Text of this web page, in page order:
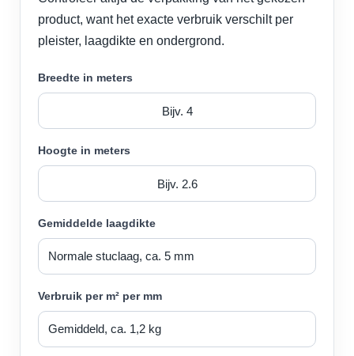
product, want het exacte verbruik verschilt per
pleister, laagdikte en ondergrond.
Breedte in meters
Hoogte in meters
Gemiddelde laagdikte
Verbruik per m² per mm